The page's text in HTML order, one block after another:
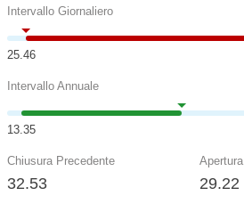
Intervallo Giornaliero
25.46
Intervallo Annuale
13.35
Chiusura Precedente
32.53
Apertura
29.22